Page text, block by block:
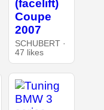
(facelift)
Coupe
2007
SCHUBERT ·
47 likes